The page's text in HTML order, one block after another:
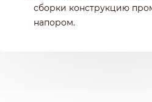
сборки конструкцию
напором.